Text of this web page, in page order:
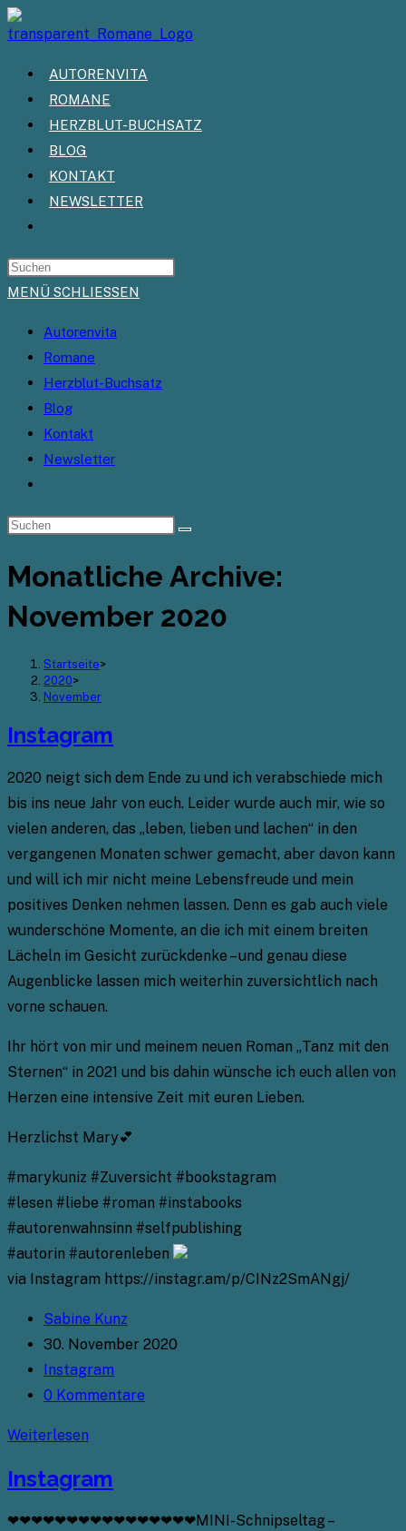
Zum
Inhalt
springenAUTORENVITA
ROMANE
HERZBLUT-BUCHSATZ
BLOG
KONTAKT
NEWSLETTER
UMSCHALTEN
MENÜ SCHLIESSEN
Autorenvita
Romane
Herzblut-Buchsatz
Blog
Kontakt
Newsletter
umschalten
Monatliche Archive:
November 2020
Startseite>
2020>
November
Instagram
2020 neigt sich dem Ende zu und ich verabschiede mich
bis ins neue Jahr von euch. Leider wurde auch mir, wie so
vielen anderen, das „leben, lieben und lachen“ in den
vergangenen Monaten schwer gemacht, aber davon kann
und will ich mir nicht meine Lebensfreude und mein
positives Denken nehmen lassen. Denn es gab auch viele
wunderschöne Momente, an die ich mit einem breiten
Lächeln im Gesicht zurückdenke – und genau diese
Augenblicke lassen mich weiterhin zuversichtlich nach
vorne schauen.
Ihr hört von mir und meinem neuen Roman „Tanz mit den
Sternen“ in 2021 und bis dahin wünsche ich euch allen von
Herzen eine intensive Zeit mit euren Lieben.
Herzlichst Mary💕
#marykuniz #Zuversicht #bookstagram
#lesen #liebe #roman #instabooks
#autorenwahnsinn #selfpublishing
#autorin #autorenleben
via Instagram https://instagr.am/p/CINz2SmANgj/
Beitrags-
Autor:
Sabine Kunz
Beitrag
veröffentlicht:
30. November 2020
Beitrags-
Kategorie:
Instagram
Beitrags-
0 Kommentare
Weiterlesen
Instagram
❤❤❤❤❤❤❤❤❤❤❤❤❤❤❤❤MINI-Schnipseltag –